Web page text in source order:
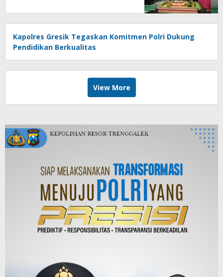
Kapolres Gresik Tegaskan Komitmen Polri Dukung
Pendidikan Berkualitas
View More